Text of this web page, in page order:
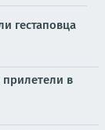
гестаповца
в